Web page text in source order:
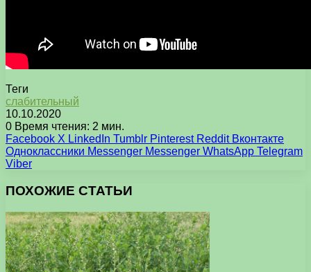
Теги
слабительный
10.10.2020
0 Время чтения: 2 мин.
Facebook X LinkedIn Tumblr Pinterest Reddit Вконтакте
Одноклассники Messenger Messenger WhatsApp Telegram
Viber
ПОХОЖИЕ СТАТЬИ